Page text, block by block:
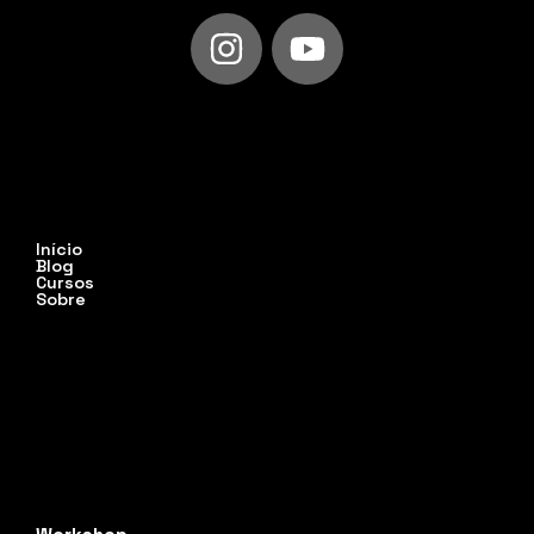
Início
Blog
Cursos
Sobre